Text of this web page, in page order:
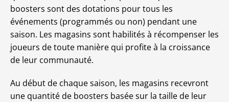
boosters sont des dotations pour tous les
événements (programmés ou non) pendant une
saison. Les magasins sont habilités à récompenser les
joueurs de toute manière qui profite à la croissance
de leur communauté.
Au début de chaque saison, les magasins recevront
une quantité de boosters basée sur la taille de leur